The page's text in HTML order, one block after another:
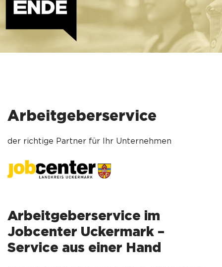
Arbeitgeberservice
der richtige Partner für Ihr Unternehmen
Arbeitgeberservice im
Jobcenter Uckermark –
Service aus einer Hand